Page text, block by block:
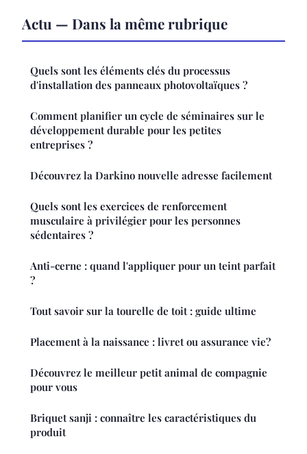
Actu — Dans la même rubrique
Quels sont les éléments clés du processus
d'installation des panneaux photovoltaïques ?
Comment planifier un cycle de séminaires sur le
développement durable pour les petites
entreprises ?
Découvrez la Darkino nouvelle adresse facilement
Quels sont les exercices de renforcement
musculaire à privilégier pour les personnes
sédentaires ?
Anti-cerne : quand l'appliquer pour un teint parfait
?
Tout savoir sur la tourelle de toit : guide ultime
Placement à la naissance : livret ou assurance vie?
Découvrez le meilleur petit animal de compagnie
pour vous
Briquet sanji : connaître les caractéristiques du
produit